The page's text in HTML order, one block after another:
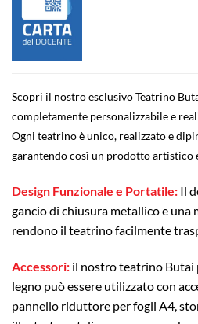
Scopri il nostro esclusivo Teatrino
completamente personalizzabile e
Ogni teatrino è unico, realizzato e
garantendo così un prodotto artistico
Design Funzionale e Portatile: Il
gancio di chiusura metallico e una
rendono il teatrino facilmente
Accessori: il nostro teatrino Butai
legno può essere utilizzato con
pannello riduttore per fogli A4,